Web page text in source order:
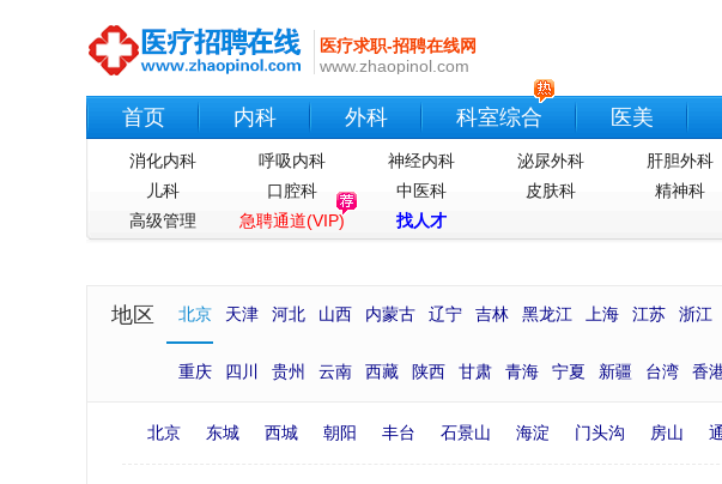
医疗求职-招聘在线网
www.zhaopinol.com
首页 内科 外科 科室综合 医美
消化内科 呼吸内科 神经内科 泌尿外科 肝胆外科
儿科
口腔科 中医科 皮肤科 精神科
高级管理
急聘通道(VIP) 找人才
地区 北京 天津 河北 山西 内蒙古 辽宁 吉林 黑龙江 上海 江苏 浙江
重庆 四川 贵州 云南 西藏 陕西 甘肃 青海 宁夏 新疆 台湾 香
北京 东城 西城 朝阳 丰台 石景山 海淀 门头沟 房山